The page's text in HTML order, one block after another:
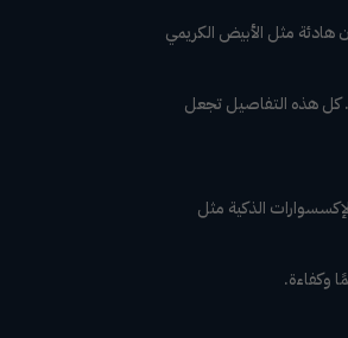
مثل الأبيض الكريمي
كل هذه التفاصيل تجعل
الذكية مثل
وكفاءة.